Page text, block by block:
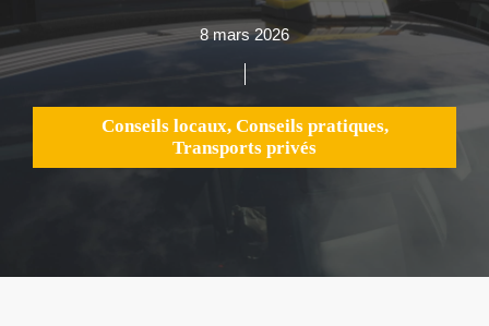
8 mars 2026
Conseils locaux, Conseils pratiques,
Transports privés